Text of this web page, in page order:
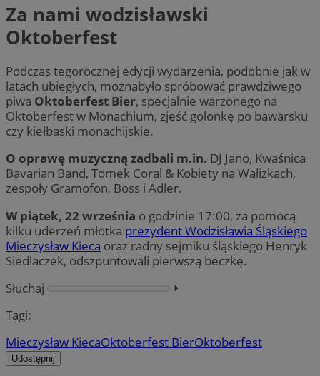
Za nami wodzisławski
Oktoberfest
Podczas tegorocznej edycji wydarzenia, podobnie jak w
latach ubiegłych, możnabyło spróbować prawdziwego
piwa Oktoberfest Bier, specjalnie warzonego na
Oktoberfest w Monachium, zjeść golonkę po bawarsku
czy kiełbaski monachijskie.
O oprawę muzyczną zadbali m.in. DJ Jano, Kwaśnica
Bavarian Band, Tomek Coral & Kobiety na Walizkach,
zespoły Gramofon, Boss i Adler.
W piątek, 22 września o godzinie 17:00, za pomocą
kilku uderzeń młotka prezydent Wodzisławia Śląskiego
Mieczysław Kieca oraz radny sejmiku śląskiego Henryk
Siedlaczek, odszpuntowali pierwszą beczkę.
Słuchaj
⏵︎
Tagi:
Mieczysław KiecaOktoberfest BierOktoberfest
Udostępnij